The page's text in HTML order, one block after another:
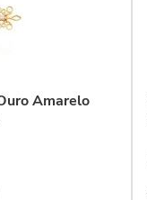
Amarelo